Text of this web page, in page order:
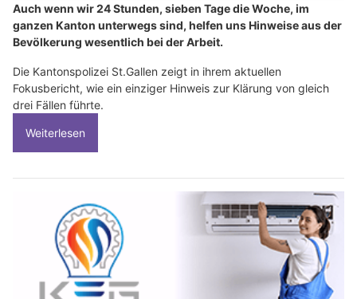
Auch wenn wir 24 Stunden, sieben Tage die Woche, im
ganzen Kanton unterwegs sind, helfen uns Hinweise aus der
Bevölkerung wesentlich bei der Arbeit.
Die Kantonspolizei St.Gallen zeigt in ihrem aktuellen
Fokusbericht, wie ein einziger Hinweis zur Klärung von gleich
drei Fällen führte.
Weiterlesen